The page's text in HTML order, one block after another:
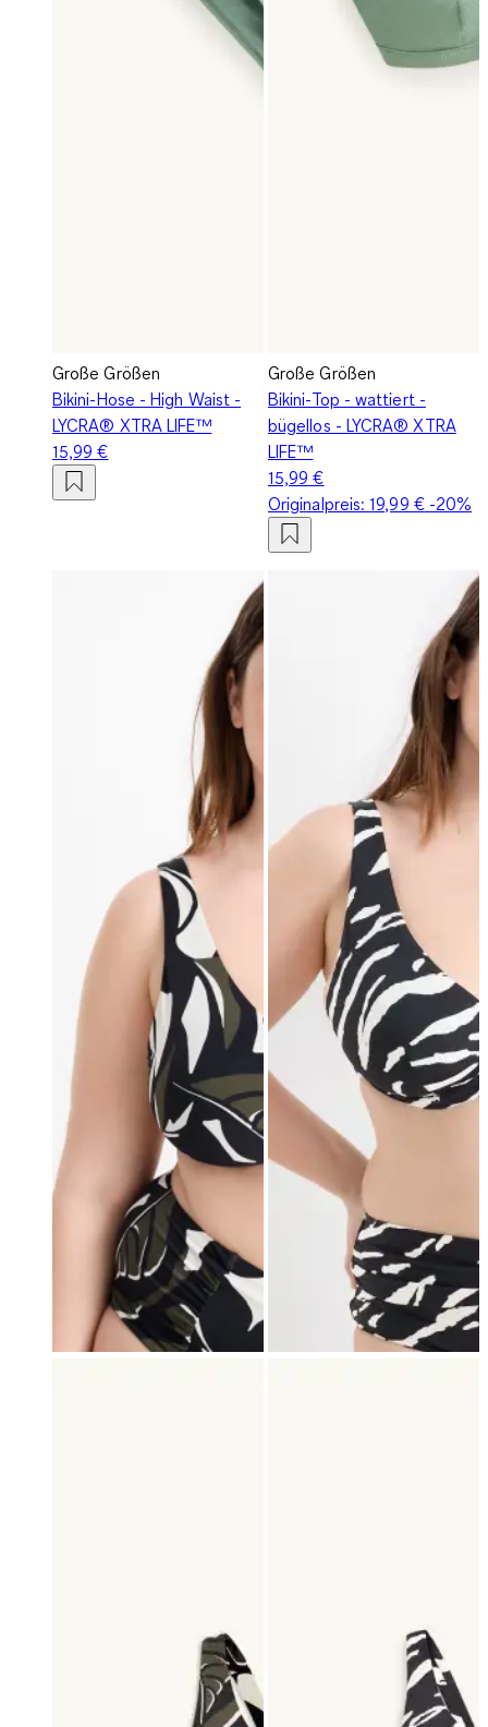
Große Größen
Bikini-Hose - High Waist -
LYCRA® XTRA LIFE™
15,99 €
Große Größen
Bikini-Top - wattiert -
bügellos - LYCRA® XTRA
LIFE™
15,99 €
Originalpreis:19,99 €-20%